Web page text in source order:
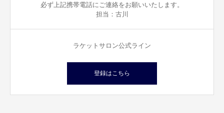
必ず上記携帯電話にご連絡をお願いいたします。
担当：古川
ラケットサロン公式ライン
登録はこちら